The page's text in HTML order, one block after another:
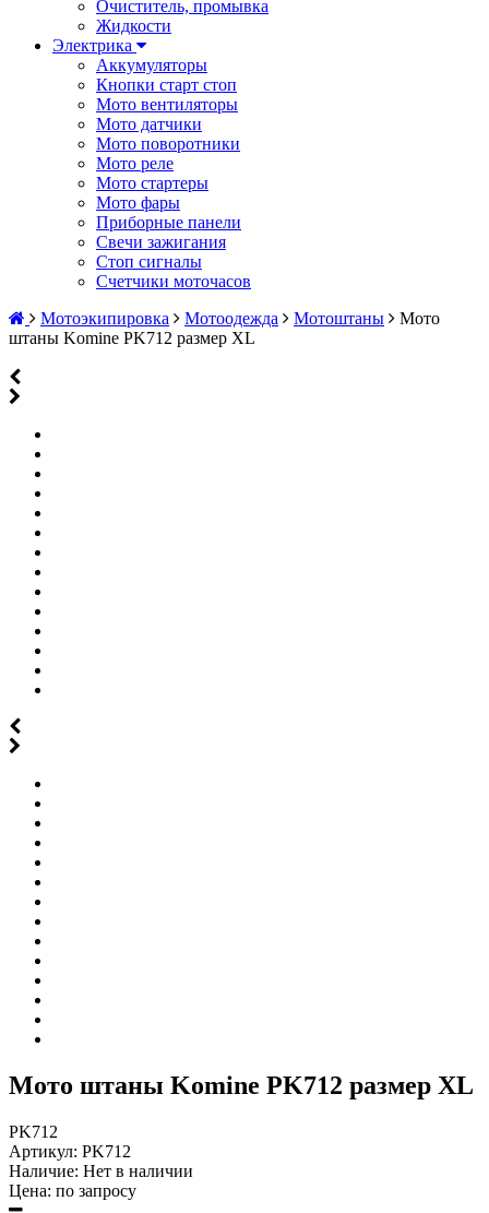
Очиститель, промывка
Жидкости
Электрика
Аккумуляторы
Кнопки старт стоп
Мото вентиляторы
Мото датчики
Мото поворотники
Мото реле
Мото стартеры
Мото фары
Приборные панели
Свечи зажигания
Стоп сигналы
Счетчики моточасов
Мотоэкипировка
Мотоодежда Мотоштаны
Мото
штаны Komine PK712 размер XL
Мото штаны Komine PK712 размер XL
PK712
Артикул: PK712
Наличие: Нет в наличии
Цена: по запросу